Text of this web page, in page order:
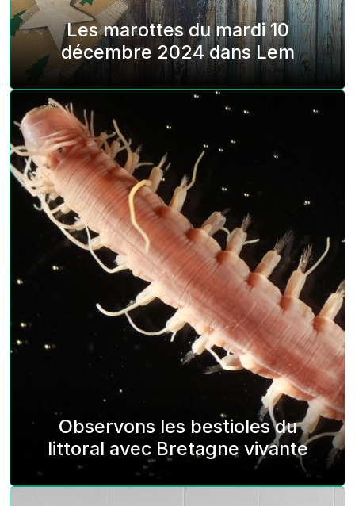
Les marottes du mardi 10
décembre 2024 dans Lem
Observons les bestioles du
littoral avec Bretagne vivante